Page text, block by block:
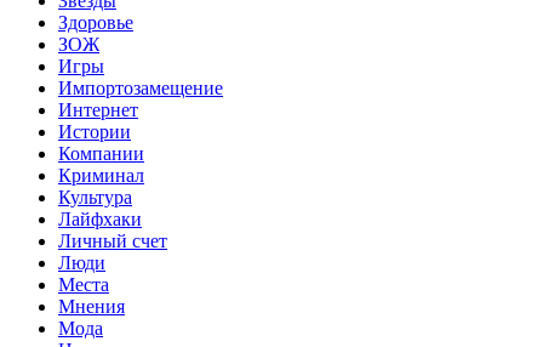
Здоровье
ЗОЖ
Игры
Импортозамещение
Интернет
Истории
Компании
Криминал
Культура
Лайфхаки
Личный счет
Люди
Места
Мнения
Мода